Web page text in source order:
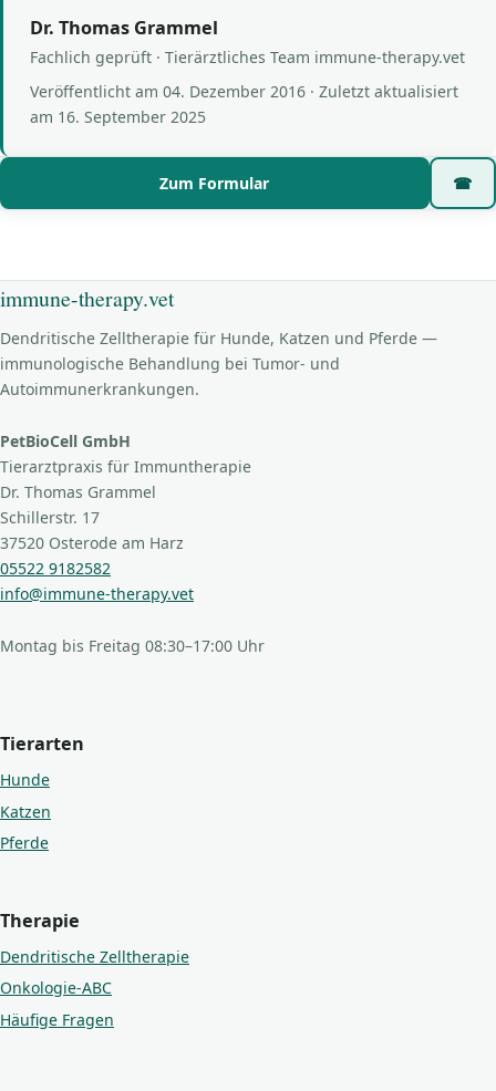
Dr. Thomas Grammel
Fachlich geprüft · Tierärztliches Team immune-therapy.vet
Veröffentlicht am 04. Dezember 2016 · Zuletzt aktualisiert
am 16. September 2025
Zum Formular ☎
immune-therapy.vet
Dendritische Zelltherapie für Hunde, Katzen und Pferde —
immunologische Behandlung bei Tumor- und
Autoimmunerkrankungen.
PetBioCell GmbH
Tierarztpraxis für Immuntherapie
Dr. Thomas Grammel
Schillerstr. 17
37520 Osterode am Harz
05522 9182582
info@immune-therapy.vet
Montag bis Freitag 08:30–17:00 Uhr
Tierarten
Hunde
Katzen
Pferde
Therapie
Dendritische Zelltherapie
Onkologie-ABC
Häufige Fragen